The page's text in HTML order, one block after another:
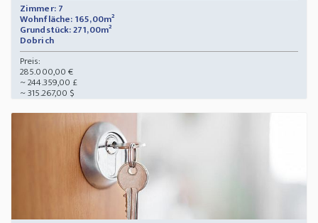
Zimmer: 7
Wohnfläche: 165,00m²
Grundstück: 271,00m²
Dobrich
Preis:
285.000,00 €
~ 244.359,00 £
~ 315.267,00 $